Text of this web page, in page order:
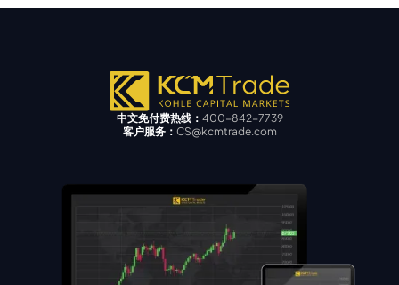
中文免付费热线： 400-842-7739
客户服务： CS@kcmtrade.com